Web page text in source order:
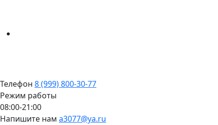
Телефон 8 (999) 800-30-77
Режим работы
08:00-21:00
Напишите нам a3077@ya.ru